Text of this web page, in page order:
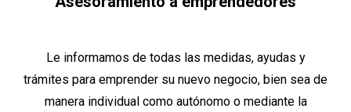
Le informamos de todas las medidas, ayudas y
trámites para emprender su nuevo negocio, bien sea de
manera individual como autónomo o mediante la